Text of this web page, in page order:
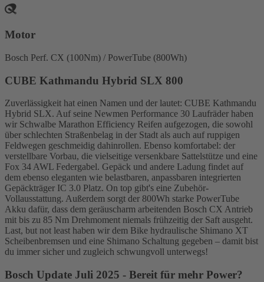
Motor
Bosch Perf. CX (100Nm) / PowerTube (800Wh)
CUBE Kathmandu Hybrid SLX 800
Zuverlässigkeit hat einen Namen und der lautet: CUBE Kathmandu
Hybrid SLX. Auf seine Newmen Performance 30 Laufräder haben
wir Schwalbe Marathon Efficiency Reifen aufgezogen, die sowohl
über schlechten Straßenbelag in der Stadt als auch auf ruppigen
Feldwegen geschmeidig dahinrollen. Ebenso komfortabel: der
verstellbare Vorbau, die vielseitige versenkbare Sattelstütze und eine
Fox 34 AWL Federgabel. Gepäck und andere Ladung findet auf
dem ebenso eleganten wie belastbaren, anpassbaren integrierten
Gepäckträger IC 3.0 Platz. On top gibt's eine Zubehör-
Vollausstattung. Außerdem sorgt der 800Wh starke PowerTube
Akku dafür, dass dem geräuscharm arbeitenden Bosch CX Antrieb
mit bis zu 85 Nm Drehmoment niemals frühzeitig der Saft ausgeht.
Last, but not least haben wir dem Bike hydraulische Shimano XT
Scheibenbremsen und eine Shimano Schaltung gegeben – damit bist
du immer sicher und zugleich schwungvoll unterwegs!
Bosch Update Juli 2025 - Bereit für mehr Power?